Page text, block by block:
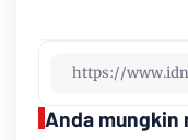
Anda mungkin